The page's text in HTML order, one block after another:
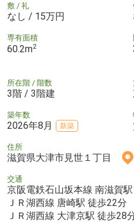
敷 / 礼
なし / 15万円
専有面積
60.2m2
所在階 / 階数
3階 / 3階建
築年数
2026年8月 新築
住所
滋賀県大津市見世１丁目
交通
京阪電鉄石山坂本線 南滋賀
ＪＲ湖西線 唐崎駅 徒歩22分
ＪＲ湖西線 大津京駅 徒歩28